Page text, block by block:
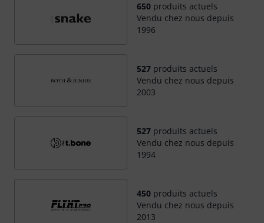
650produits actuels
Vendu chez nous depuis
1996
527produits actuels
Vendu chez nous depuis
2003
527produits actuels
Vendu chez nous depuis
1994
450produits actuels
Vendu chez nous depuis
2013